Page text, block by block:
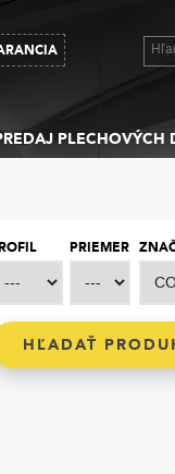
PLECHOVÝCH
PRIEMER